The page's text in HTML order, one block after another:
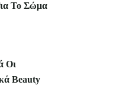
Το Σώμα
Οι
Beauty